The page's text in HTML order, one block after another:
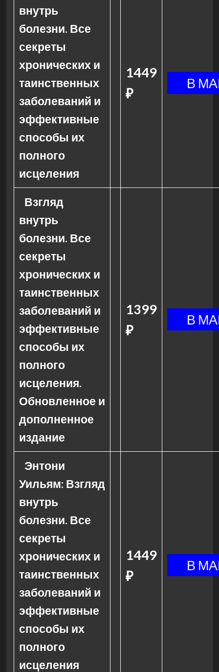
внутрь
болезни. Все
секреты
хронических и
таинственных
заболеваний и
эффективные
способы их
полного
исцеления
1449
₽
Взгляд
внутрь
болезни. Все
секреты
хронических и
таинственных
заболеваний и
эффективные
способы их
полного
исцеления.
Обновленное и
дополненное
издание
1399
₽
Энтони
Уильям: Взгляд
внутрь
болезни. Все
секреты
хронических и
таинственных
заболеваний и
эффективные
способы их
полного
исцеления
1449
₽